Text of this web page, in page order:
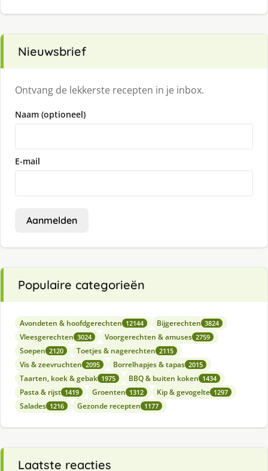
Nieuwsbrief
Ontvang de lekkerste recepten in je inbox.
Naam (optioneel)
E-mail
Aanmelden
Populaire categorieën
Avondeten & hoofdgerechten 12144 Bijgerechten 3824
Vleesgerechten 3024 Voorgerechten & amuses 2759
Soepen 2120 Toetjes & nagerechten 2115
Vis & zeevruchten 2095 Borrelhapjes & tapas 2015
Taarten, koek & gebak 1975 BBQ & buiten koken 1434
Pasta & rijst 1419 Groenten 1312 Kip & gevogelte 1297
Salades 1216 Gezonde recepten 1177
Laatste reacties